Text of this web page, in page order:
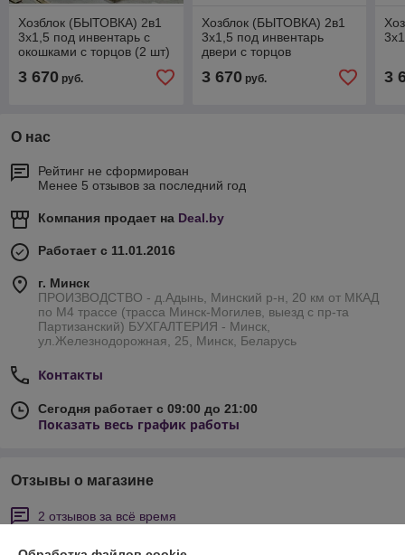
Хозблок (БЫТОВКА) 2в1
3х1,5 под инвентарь с
окошками с торцов (2 шт)
3 670 руб.
Хозблок (БЫТОВКА) 2в1
3х1,5 под инвентарь
двери с торцов
3 670руб. 3
О нас
Рейтинг не сформирован
Менее 5 отзывов за последний год
Компания продает на Deal.by
Работает с 11.01.2016
г. Минск
ПРОИЗВОДСТВО - д.Адынь, Минский р-н, 20 км от МКАД
по М4 трассе (трасса Минск-Могилев, выезд с пр-та
Партизанский) БУХГАЛТЕРИЯ - Минск,
ул.Железнодорожная, 25, Минск, Беларусь
Контакты
Сегодня работает с 09:00 до 21:00
Показать весь график работы
Отзывы о магазине
2 отзывов за всё время